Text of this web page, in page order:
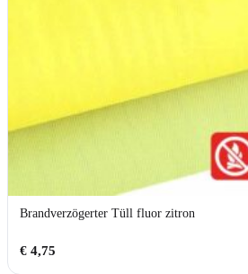
Brandverzögerter Tüll fluor zitron
€4,75